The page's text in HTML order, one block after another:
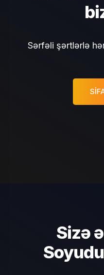
Sərfəli şərtlərlə
Sizə